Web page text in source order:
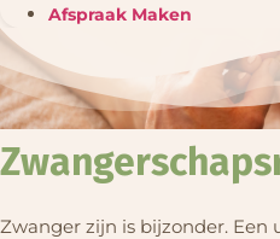
Afspraak Maken
Zwanger zijn is bijzonder.